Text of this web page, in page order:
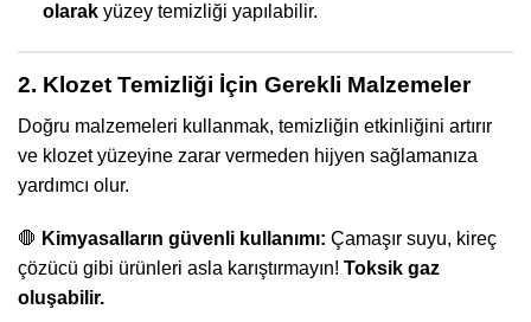
olarakyüzey temizliği yapılabilir.
2. Klozet Temizliği İçin Gerekli Malzemeler
Doğru malzemeleri kullanmak, temizliğin etkinliğini artırır
ve klozet yüzeyine zarar vermeden hijyen sağlamanıza
yardımcı olur.
🛑 Kimyasalların güvenli kullanımı: Çamaşır suyu, kireç
çözücü gibi ürünleri asla karıştırmayın! Toksik gaz
oluşabilir.